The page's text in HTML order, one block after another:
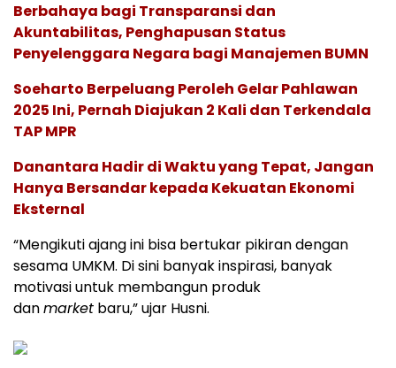
Berbahaya bagi Transparansi dan
Akuntabilitas, Penghapusan Status
Penyelenggara Negara bagi Manajemen BUMN
Soeharto Berpeluang Peroleh Gelar Pahlawan
2025 Ini, Pernah Diajukan 2 Kali dan Terkendala
TAP MPR
Danantara Hadir di Waktu yang Tepat, Jangan
Hanya Bersandar kepada Kekuatan Ekonomi
Eksternal
“Mengikuti ajang ini bisa bertukar pikiran dengan
sesama UMKM. Di sini banyak inspirasi, banyak
motivasi untuk membangun produk
danmarket baru,” ujar Husni.